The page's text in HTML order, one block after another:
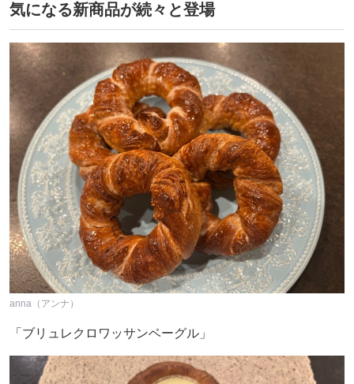
気になる新商品が続々と登場
anna（アンナ）
「ブリュレクロワッサンベーグル」